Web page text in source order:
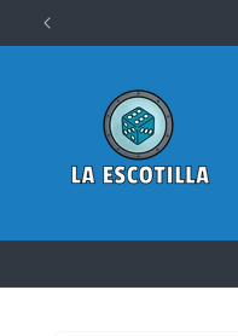
directamente
al contenido